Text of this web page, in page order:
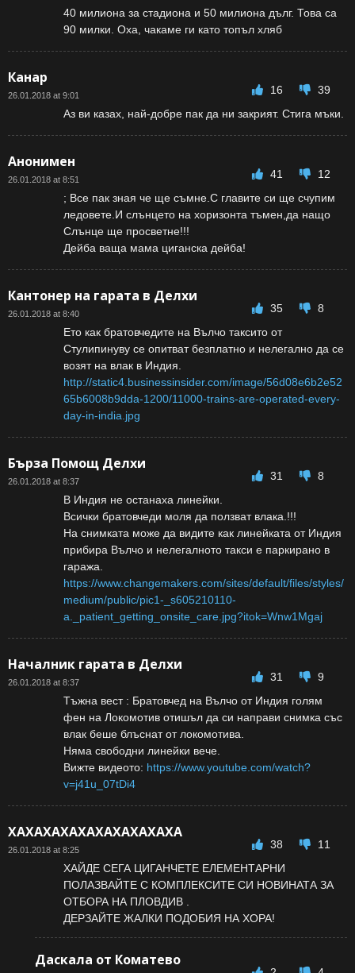
40 милиона за стадиона и 50 милиона дълг. Това са
90 милки. Оха, чакаме ги като топъл хляб
Канар
26.01.2018 at 9:01 16
39
Аз ви казах, най-добре пак да ни закрият. Стига мъки.
Анонимен
26.01.2018 at 8:51 41
12
; Все пак зная че ще съмне.С главите си ще счупим
ледовете.И слънцето на хоризонта тъмен,да нащо
Слънце ще просветне!!!
Дейба ваща мама циганска дейба!
Кантонер на гарата в Делхи
26.01.2018 at 8:40 35
8
Ето как братовчедите на Вълчо таксито от
Стулипинуву се опитват безплатно и нелегално да се
возят на влак в Индия.
http://static4.businessinsider.com/image/56d08e6b2e52
65b6008b9dda-1200/11000-trains-are-operated-every-
day-in-india.jpg
Бърза Помощ Делхи
26.01.2018 at 8:37 31
8
В Индия не останаха линейки.
Всички братовчеди моля да ползват влака.!!!
На снимката може да видите как линейката от Индия
прибира Вълчо и нелегалното такси е паркирано в
гаража.
https://www.changemakers.com/sites/default/files/styles/
medium/public/pic1-_s605210110-
a._patient_getting_onsite_care.jpg?itok=Wnw1Mgaj
Началник гарата в Делхи
26.01.2018 at 8:37 31
9
Тъжна вест : Братовчед на Вълчо от Индия голям
фен на Локомотив отишъл да си направи снимка със
влак беше блъснат от локомотива.
Няма свободни линейки вече.
Вижте видеото: https://www.youtube.com/watch?
v=j41u_07tDi4
ХАХАХАХАХАХАХАХАХАХА
26.01.2018 at 8:25 38
11
ХАЙДЕ СЕГА ЦИГАНЧЕТЕ ЕЛЕМЕНТАРНИ
ПОЛАЗВАЙТЕ С КОМПЛЕКСИТЕ СИ НОВИНАТА ЗА
ОТБОРА НА ПЛОВДИВ .
ДЕРЗАЙТЕ ЖАЛКИ ПОДОБИЯ НА ХОРА!
Даскала от Коматево